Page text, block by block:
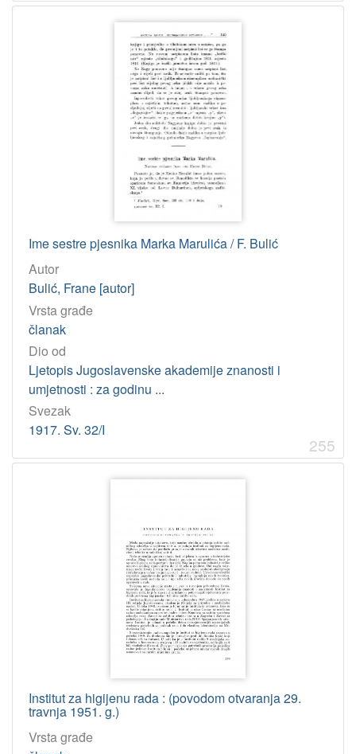
Ime sestre pjesnika Marka Marulića / F. Bulić
Autor
Bulić, Frane [autor]
Vrsta građe
članak
Dio od
Ljetopis Jugoslavenske akademije znanosti i
umjetnosti : za godinu ...
Svezak
1917. Sv. 32/I
255
Institut za higijenu rada : (povodom otvaranja 29.
travnja 1951. g.)
Vrsta građe